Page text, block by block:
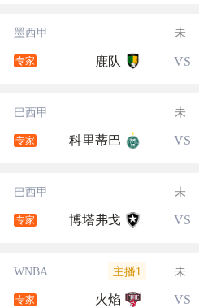
墨西甲 未
专家 鹿队 VS
巴西甲 未
专家 科里蒂巴 VS
巴西甲 未
专家 博塔弗戈 VS
WNBA 主播1 未
专家 火焰 VS